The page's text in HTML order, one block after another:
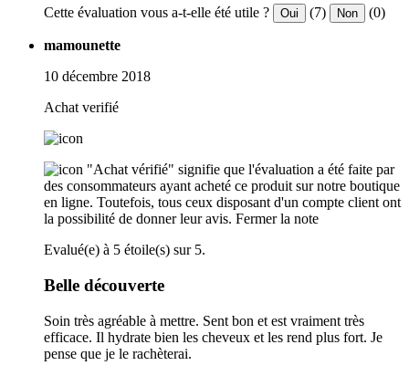
Cette évaluation vous a-t-elle été utile ? Oui (7) Non (0)
mamounette
10 décembre 2018
Achat verifié
"Achat vérifié" signifie que l'évaluation a été faite par
des consommateurs ayant acheté ce produit sur notre boutique
en ligne. Toutefois, tous ceux disposant d'un compte client ont
la possibilité de donner leur avis. Fermer la note
Evalué(e) à 5 étoile(s) sur 5.
Belle découverte
Soin très agréable à mettre. Sent bon et est vraiment très
efficace. Il hydrate bien les cheveux et les rend plus fort. Je
pense que je le rachèterai.